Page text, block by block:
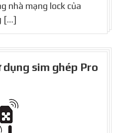
nhà mạng lock của
[…]
sim ghép Pro